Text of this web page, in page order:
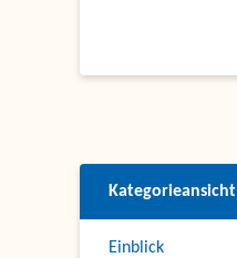
Kategorieansicht
Einblick